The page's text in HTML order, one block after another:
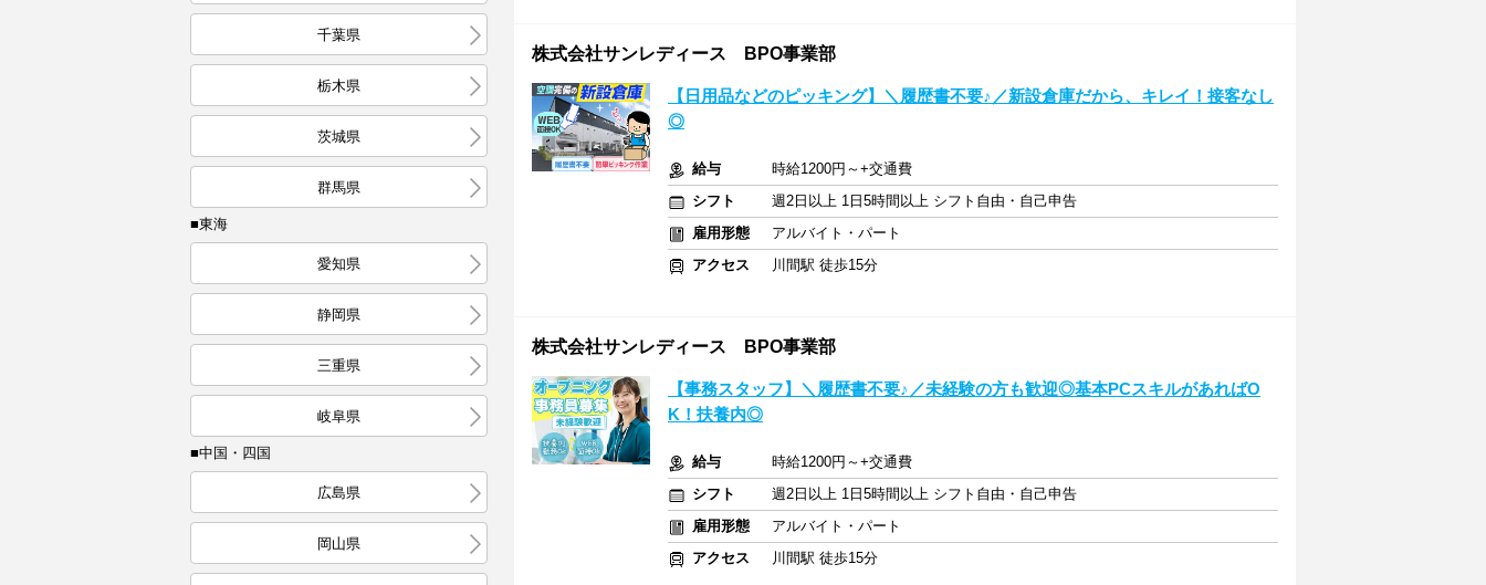
千葉県
栃木県
茨城県
群馬県
■東海
愛知県
静岡県
三重県
岐阜県
■中国・四国
広島県
岡山県
株式会社サンレディース BPO事業部
【日用品などのピッキング】＼履歴書不要♪／新設倉庫だから、キレイ！接客なし
◎
給与
時給1200円～+交通費
シフト
週2日以上 1日5時間以上 シフト自由・自己申告
雇用形態
アルバイト・パート
アクセス
川間駅 徒歩15分
株式会社サンレディース BPO事業部
【事務スタッフ】＼履歴書不要♪／未経験の方も歓迎◎基本PCスキルがあればO
K！扶養内◎
給与
時給1200円～+交通費
シフト
週2日以上 1日5時間以上 シフト自由・自己申告
雇用形態
アルバイト・パート
アクセス
川間駅 徒歩15分